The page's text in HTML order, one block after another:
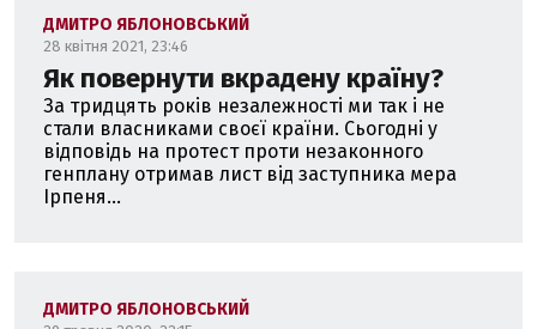
ДМИТРО ЯБЛОНОВСЬКИЙ
28 квітня 2021, 23:46
Як повернути вкрадену країну?
За тридцять років незалежності ми так і не
стали власниками своєї країни. Сьогодні у
відповідь на протест проти незаконного
генплану отримав лист від заступника мера
Ірпеня...
ДМИТРО ЯБЛОНОВСЬКИЙ